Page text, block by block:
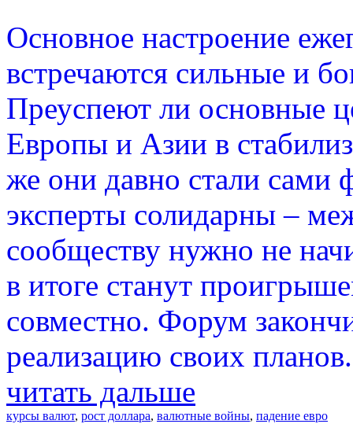
Основное настроение
встречаются сильные и
Преуспеют ли основные
Европы и Азии в
же они давно стали сами
эксперты солидарны –
сообществу нужно не
в итоге станут
совместно. Форум
реализацию своих планов.
читать дальше
курсы валют, рост доллара, валютные войны, падение евро